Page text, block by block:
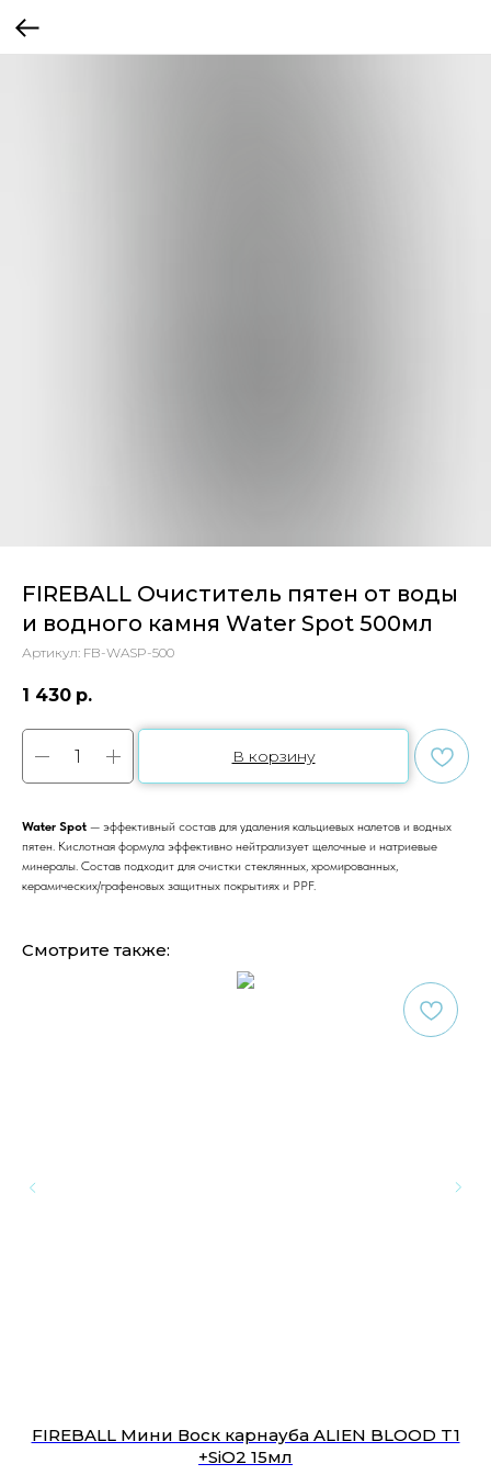
FIREBALL Очиститель пятен от воды
и водного камня Water Spot 500мл
Артикул: FB-WASP-500
1 430 р.
В корзину
Water Spot — эффективный состав для удаления кальциевых налетов и водных
пятен. Кислотная формула эффективно нейтрализует щелочные и натриевые
минералы. Состав подходит для очистки стеклянных, хромированных,
керамических/графеновых защитных покрытиях и PPF.
Смотрите также:
FIREBALL Мини Воск карнауба ALIEN BLOOD T1
+SiO2 15мл